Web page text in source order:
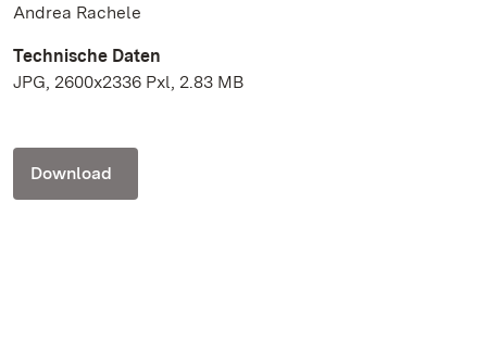
Andrea Rachele
Technische Daten
JPG, 2600x2336 Pxl, 2.83 MB
Download